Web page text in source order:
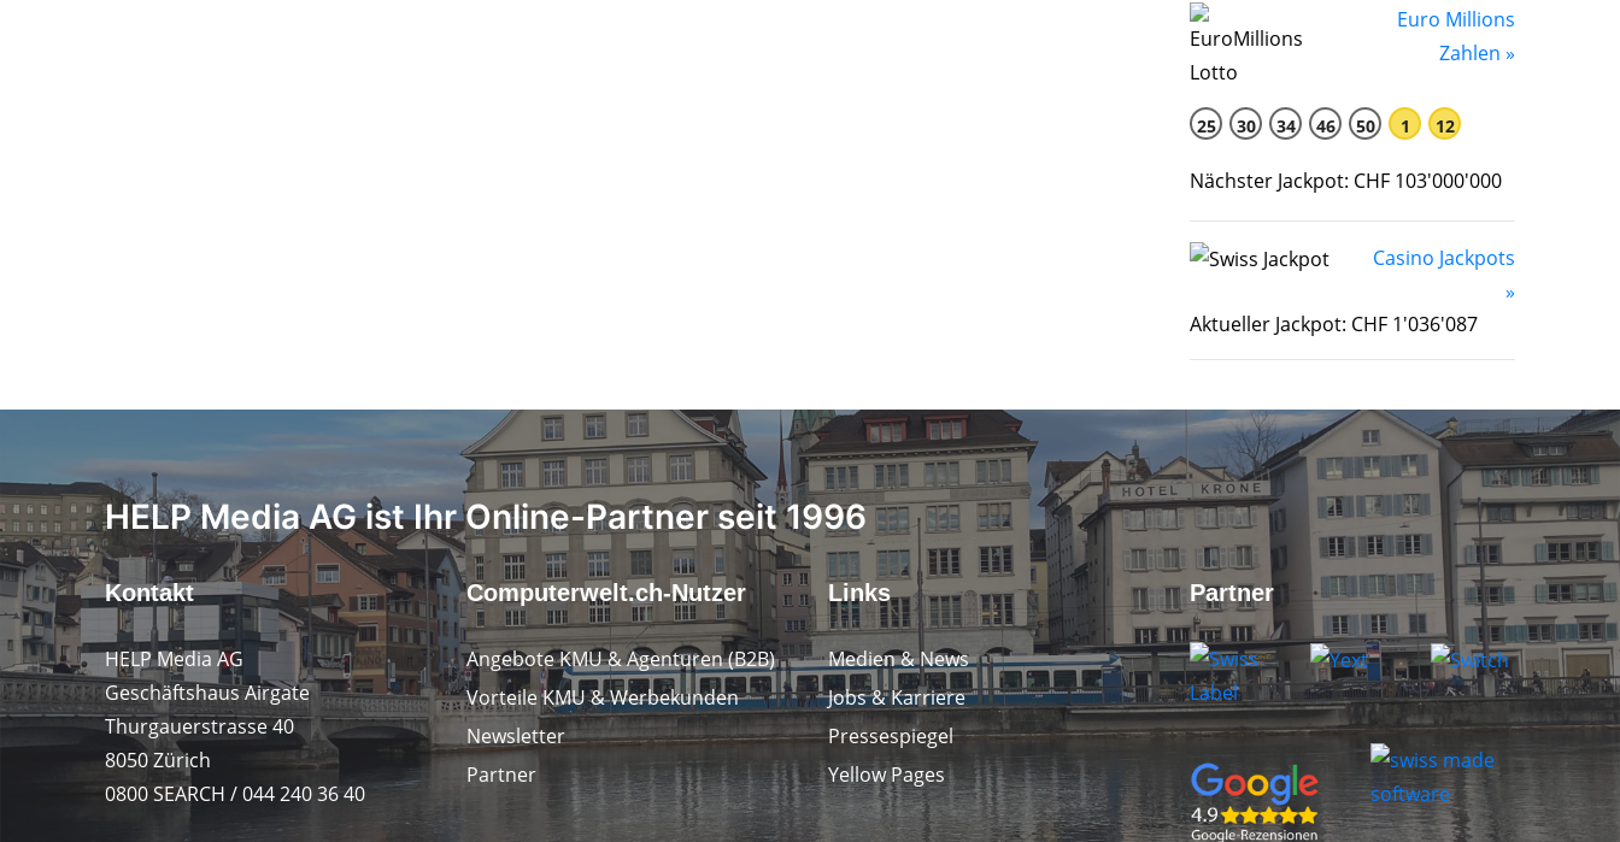
Euro Millions
Zahlen »
25 30 34 46 50 1 12
Nächster Jackpot: CHF 103'000'000
Casino Jackpots
»
Aktueller Jackpot: CHF 1'036'087
HELP Media AG ist Ihr Online-Partner seit 1996
Kontakt
HELP Media AG
Geschäftshaus Airgate
Thurgauerstrasse 40
8050 Zürich
0800 SEARCH / 044 240 36 40
Computerwelt.ch-Nutzer
Angebote KMU & Agenturen (B2B)
Vorteile KMU & Werbekunden
Newsletter
Partner
Links
Medien & News
Jobs & Karriere
Pressespiegel
Yellow Pages
Partner